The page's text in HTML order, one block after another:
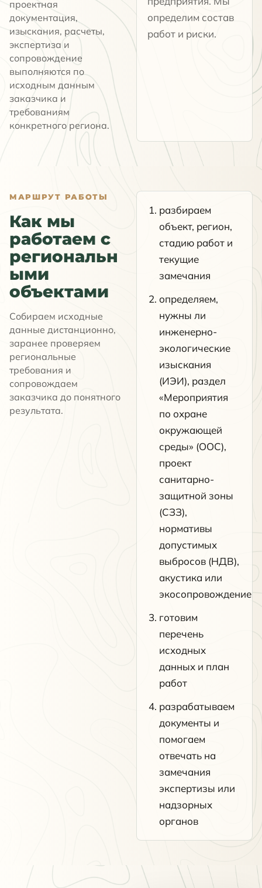
проектная
документация,
изыскания, расчеты,
экспертиза и
сопровождение
выполняются по
исходным данным
заказчика и
требованиям
конкретного региона.
определим состав
работ и риски.
МАРШРУТ РАБОТЫ
Как мы
работаем с
региональн
ыми
объектами
Собираем исходные
данные дистанционно,
заранее проверяем
региональные
требования и
сопровождаем
заказчика до понятного
результата.
разбираем
объект, регион,
стадию работ и
текущие
замечания
определяем,
нужны ли
инженерно-
экологические
изыскания
(ИЭИ), раздел
«Мероприятия
по охране
окружающей
среды» (ООС),
проект
санитарно-
защитной зоны
(СЗЗ),
нормативы
допустимых
выбросов (НДВ),
акустика или
экосопровождение
готовим
перечень
исходных
данных и план
работ
разрабатываем
документы и
помогаем
отвечать на
замечания
экспертизы или
надзорных
органов